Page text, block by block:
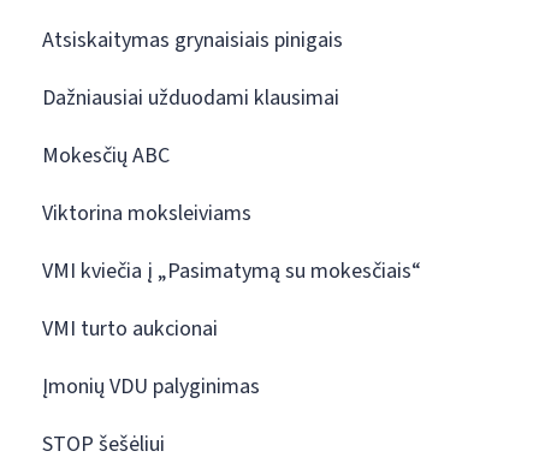
Atsiskaitymas grynaisiais pinigais
Dažniausiai užduodami klausimai
Mokesčių ABC
Viktorina moksleiviams
VMI kviečia į „Pasimatymą su mokesčiais“
VMI turto aukcionai
Įmonių VDU palyginimas
STOP šešėliui